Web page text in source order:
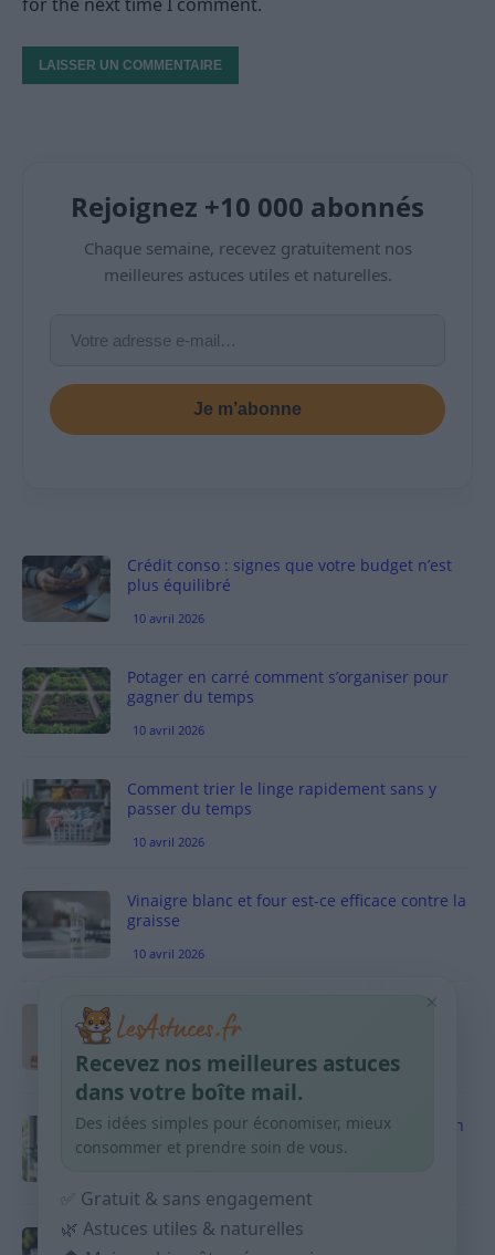
Rejoignez +10 000 abonnés
Chaque semaine, recevez gratuitement nos
meilleures astuces utiles et naturelles.
Je m’abonne
Crédit conso : signes que votre budget n’est
plus équilibré
10 avril 2026
Potager en carré comment s’organiser pour
gagner du temps
10 avril 2026
Comment trier le linge rapidement sans y
passer du temps
10 avril 2026
Vinaigre blanc et four est-ce efficace contre la
graisse
10 avril 2026
Taches pigmentaires : routine simple +
habitudes qui aident
9 avril 2026
Produits ménagers : comment économiser en
courses sans acheter 10 sprays
Budget mensuel : méthode rapide pour
×
Recevez nos meilleures astuces
dans votre boîte mail.
Des idées simples pour économiser, mieux
consommer et prendre soin de vous.
✅ Gratuit & sans engagement
🌿 Astuces utiles & naturelles